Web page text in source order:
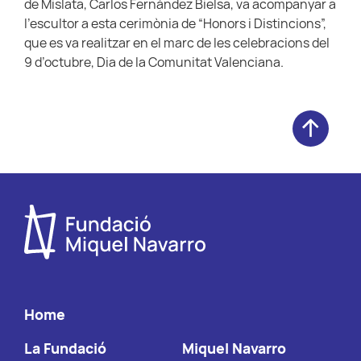
de Mislata, Carlos Fernández Bielsa, va acompanyar a
l’escultor a esta cerimònia de “Honors i Distincions”,
que es va realitzar en el marc de les celebracions del
9 d’octubre, Dia de la Comunitat Valenciana.
Home
La Fundació
Miquel Navarro